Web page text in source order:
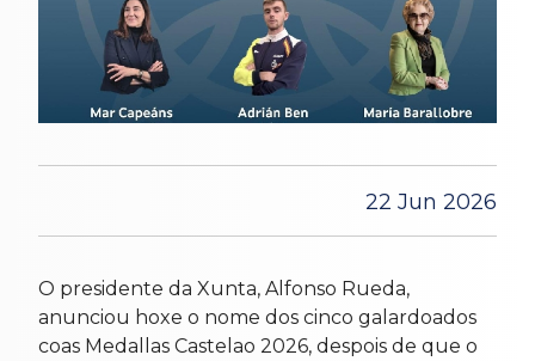
22 Jun 2026
O presidente da Xunta, Alfonso Rueda,
anunciou hoxe o nome dos cinco galardoados
coas Medallas Castelao 2026, despois de que o